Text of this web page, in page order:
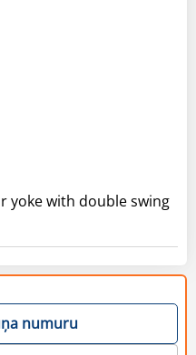
yoke with double swing
numuru